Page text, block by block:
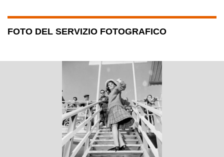
FOTO DEL SERVIZIO FOTOGRAFICO